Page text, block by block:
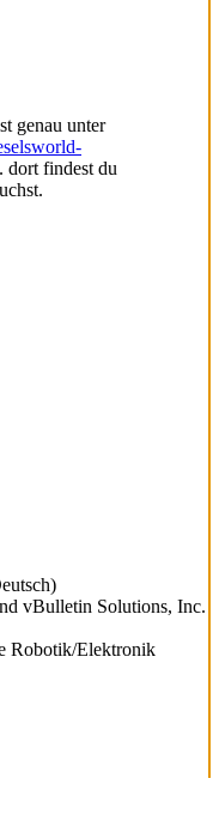
genau unter
. dort findest du
vBulletin Solutions, Inc.
Robotik/Elektronik